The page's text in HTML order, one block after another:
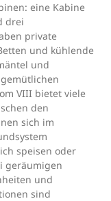
eine Kabine
drei
private
und kühlende
und
VIII bietet viele
den
sich im
speisen oder
geräumigen
und
sind